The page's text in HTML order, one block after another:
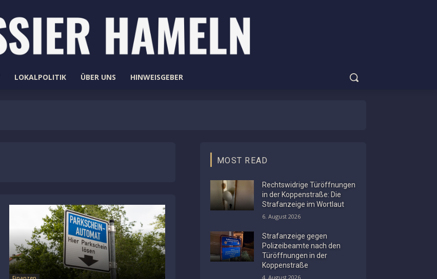
LOKALPOLITIK ÜBER UNS HINWEISGEBER
MOST READ
Rechtswidrige Türöffnungen
in der Koppenstraße: Die
Strafanzeige im Wortlaut
6. August 2026
Strafanzeige gegen
Polizeibeamte nach den
Türöffnungen in der
Koppenstraße
4. August 2026